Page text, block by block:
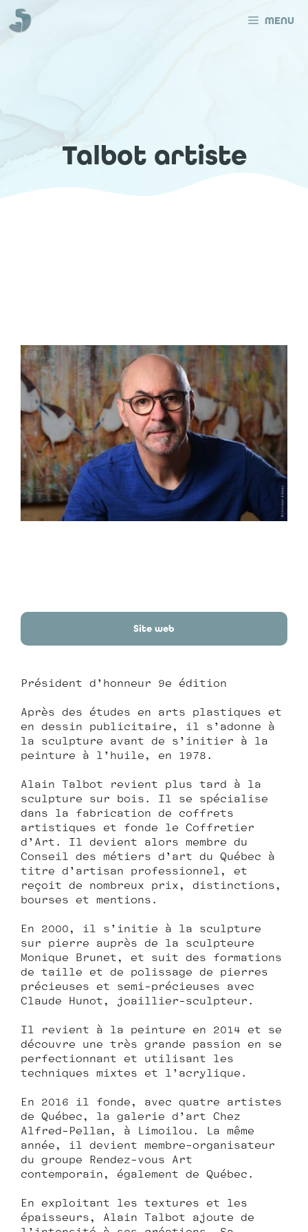
Aller
contenu
MENU
Talbot artiste
Site web
Président d’honneur 9e édition
Après des études en arts plastiques et
en dessin publicitaire, il s’adonne à
la sculpture avant de s’initier à la
peinture à l’huile, en 1978.
Alain Talbot revient plus tard à la
sculpture sur bois. Il se spécialise
dans la fabrication de coffrets
artistiques et fonde le Coffretier
d’Art. Il devient alors membre du
Conseil des métiers d’art du Québec à
titre d’artisan professionnel, et
reçoit de nombreux prix, distinctions,
bourses et mentions.
En 2000, il s’initie à la sculpture
sur pierre auprès de la sculpteure
Monique Brunet, et suit des formations
de taille et de polissage de pierres
précieuses et semi-précieuses avec
Claude Hunot, joaillier-sculpteur.
Il revient à la peinture en 2014 et se
découvre une très grande passion en se
perfectionnant et utilisant les
techniques mixtes et l’acrylique.
En 2016 il fonde, avec quatre artistes
de Québec, la galerie d’art Chez
Alfred-Pellan, à Limoilou. La même
année, il devient membre-organisateur
du groupe Rendez-vous Art
contemporain, également de Québec.
En exploitant les textures et les
épaisseurs, Alain Talbot ajoute de